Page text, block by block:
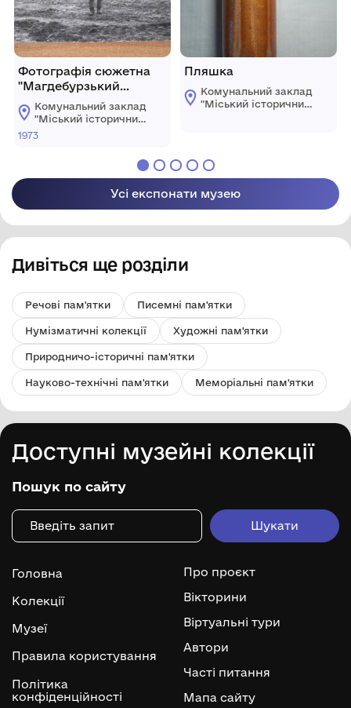
Фотографія сюжетна
"Магдебурзький
полігон"
Комунальний заклад
"Mіський історичний
музей" Жмеринської
1973
Пляшка
Комунальний заклад
"Mіський історичний
Усі експонати музею
Дивіться ще розділи
Речові пам'ятки Писемні пам'ятки
Нумізматичні колекції Художні пам'ятки
Природничо-історичні пам'ятки
Науково-технічні пам'ятки Меморіальні пам'ятки
Доступні музейні колекції
Пошук по сайту
Головна
Колекції
Музеї
Правила користування
Політика
конфіденційності
Про проєкт
Вікторини
Віртуальні тури
Автори
Часті питання
Мапа сайту